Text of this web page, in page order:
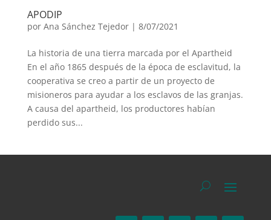
APODIP
por Ana Sánchez Tejedor| 8/07/2021
La historia de una tierra marcada por el Apartheid
En el año 1865 después de la época de esclavitud, la
cooperativa se creo a partir de un proyecto de
misioneros para ayudar a los esclavos de las granjas.
A causa del apartheid, los productores habían
perdido sus...